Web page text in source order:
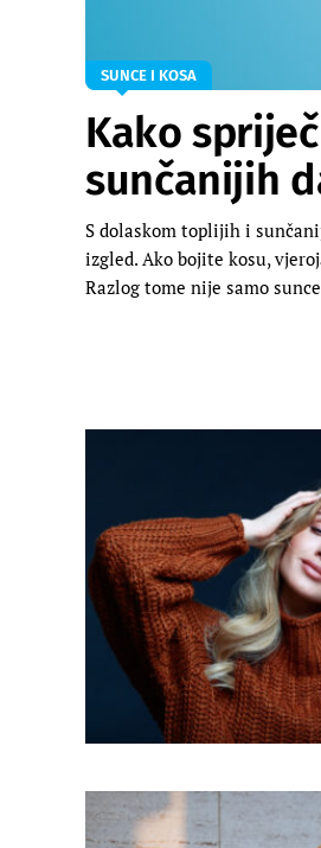
SUNCE I KOSA
Kako
sunčanijih
S dolaskom toplijih i
izgled. Ako bojite kosu,
Razlog tome nije samo